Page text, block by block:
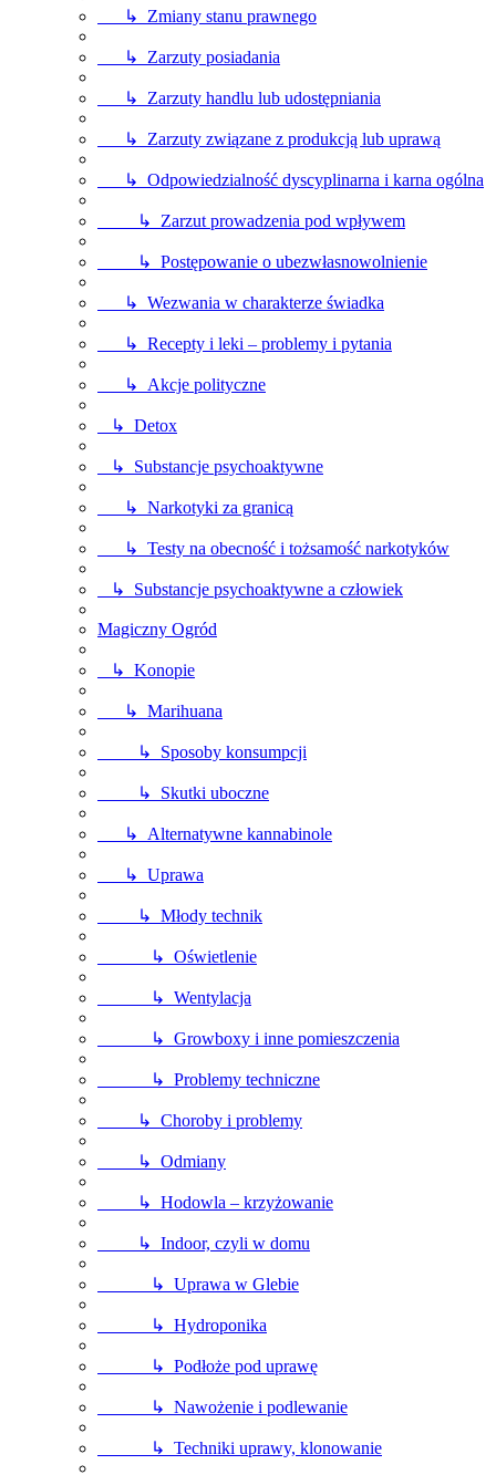
↳ Zmiany stanu prawnego
↳ Zarzuty posiadania
↳ Zarzuty handlu lub udostępniania
↳ Zarzuty związane z produkcją lub uprawą
↳ Odpowiedzialność dyscyplinarna i karna ogólna
↳ Zarzut prowadzenia pod wpływem
↳ Postępowanie o ubezwłasnowolnienie
↳ Wezwania w charakterze świadka
↳ Recepty i leki – problemy i pytania
↳ Akcje polityczne
↳ Detox
↳ Substancje psychoaktywne
↳ Narkotyki za granicą
↳ Testy na obecność i tożsamość narkotyków
↳ Substancje psychoaktywne a człowiek
Magiczny Ogród
↳ Konopie
↳ Marihuana
↳ Sposoby konsumpcji
↳ Skutki uboczne
↳ Alternatywne kannabinole
↳ Uprawa
↳ Młody technik
↳ Oświetlenie
↳ Wentylacja
↳ Growboxy i inne pomieszczenia
↳ Problemy techniczne
↳ Choroby i problemy
↳ Odmiany
↳ Hodowla – krzyżowanie
↳ Indoor, czyli w domu
↳ Uprawa w Glebie
↳ Hydroponika
↳ Podłoże pod uprawę
↳ Nawożenie i podlewanie
↳ Techniki uprawy, klonowanie